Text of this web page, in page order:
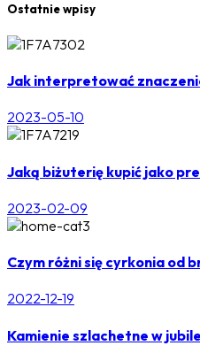
Ostatnie wpisy
Jak interpretować
2023-05-10
Jaką biżuterię kupić jako
2023-02-09
Czym różni się cyrkonia od
2022-12-19
Kamienie szlachetne w